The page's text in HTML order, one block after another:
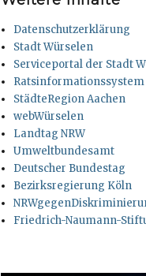
Datenschutzerklärung
Stadt Würselen
Serviceportal der Stadt
StädteRegion Aachen
webWürselen
Landtag NRW
Umweltbundesamt
Deutscher Bundestag
Bezirksregierung Köln
Friedrich-Naumann-